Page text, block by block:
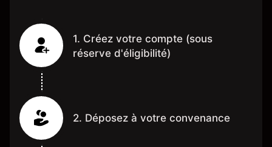
1. Créez votre compte (sous
réserve d'éligibilité)
2. Déposez à votre convenance